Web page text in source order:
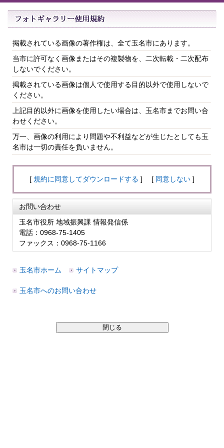
掲載されている画像の著作権は、全て玉名市にあります。
当市に許可なく画像またはその複製物を、二次転載・二次配布
しないでください。
掲載されている画像は個人で使用する目的以外で使用しないで
ください。
上記目的以外に画像を使用したい場合は、玉名市までお問い合
わせください。
万一、画像の利用により問題や不利益などが生じたとしても玉
名市は一切の責任を負いません。
[ 規約に同意してダウンロードする ] [ 同意しない ]
お問い合わせ
玉名市役所 地域振興課 情報発信係
電話：0968-75-1405
ファックス：0968-75-1166
玉名市ホーム サイトマップ
玉名市へのお問い合わせ